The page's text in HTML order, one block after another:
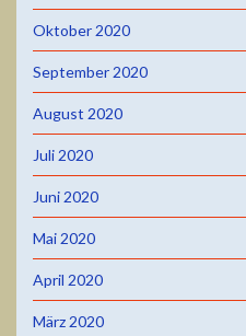
Oktober 2020
September 2020
August 2020
Juli 2020
Juni 2020
Mai 2020
April 2020
März 2020